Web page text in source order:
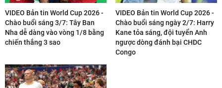
VIDEO Bản tin World Cup 2026 -
Chào buổi sáng 3/7: Tây Ban
Nha dễ dàng vào vòng 1/8 bằng
chiến thắng 3 sao
VIDEO Bản tin World Cup 2026 -
Chào buổi sáng ngày 2/7: Harry
Kane tỏa sáng, đội tuyển Anh
ngược dòng đánh bại CHDC
Congo